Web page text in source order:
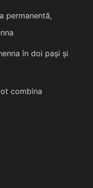
permanentă,
în doi pași și
combina